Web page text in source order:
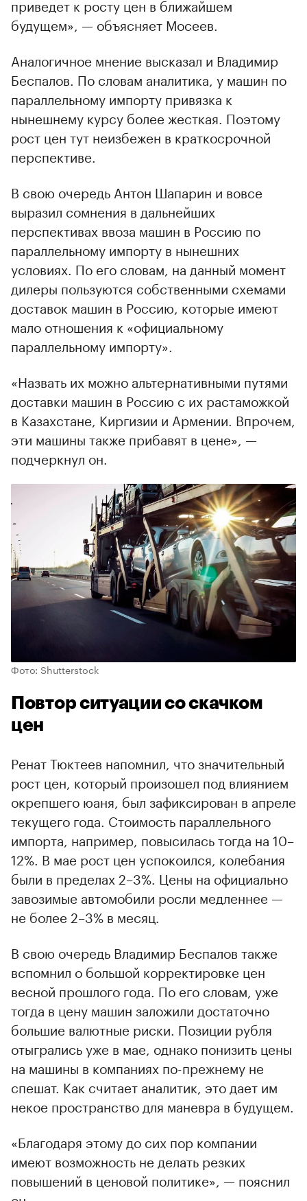
приведет к росту цен в ближайшем
будущем», — объясняет Мосеев.
Аналогичное мнение высказал и Владимир
Беспалов. По словам аналитика, у машин по
параллельному импорту привязка к
нынешнему курсу более жесткая. Поэтому
рост цен тут неизбежен в краткосрочной
перспективе.
В свою очередь Антон Шапарин и вовсе
выразил сомнения в дальнейших
перспективах ввоза машин в Россию по
параллельному импорту в нынешних
условиях. По его словам, на данный момент
дилеры пользуются собственными схемами
доставок машин в Россию, которые имеют
мало отношения к «официальному
параллельному импорту».
«Назвать их можно альтернативными путями
доставки машин в Россию с их растаможкой
в Казахстане, Киргизии и Армении. Впрочем,
эти машины также прибавят в цене», —
подчеркнул он.
Фото: Shutterstock
Повтор ситуации со скачком
цен
Ренат Тюктеев напомнил, что значительный
рост цен, который произошел под влиянием
окрепшего юаня, был зафиксирован в апреле
текущего года. Стоимость параллельного
импорта, например, повысилась тогда на 10–
12%. В мае рост цен успокоился, колебания
были в пределах 2–3%. Цены на официально
завозимые автомобили росли медленнее —
не более 2–3% в месяц.
В свою очередь Владимир Беспалов также
вспомнил о большой корректировке цен
весной прошлого года. По его словам, уже
тогда в цену машин заложили достаточно
большие валютные риски. Позиции рубля
отыгрались уже в мае, однако понизить цены
на машины в компаниях по-прежнему не
спешат. Как считает аналитик, это дает им
некое пространство для маневра в будущем.
«Благодаря этому до сих пор компании
имеют возможность не делать резких
повышений в ценовой политике», — пояснил